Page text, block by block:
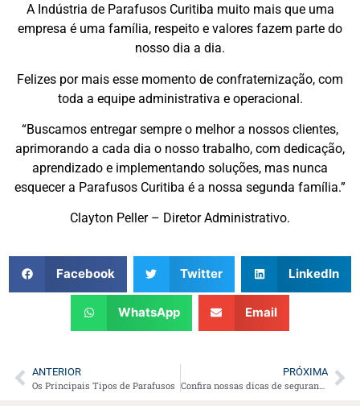
A Indústria de Parafusos Curitiba muito mais que uma
empresa é uma família, respeito e valores fazem parte do
nosso dia a dia.
Felizes por mais esse momento de confraternização, com
toda a equipe administrativa e operacional.
“Buscamos entregar sempre o melhor a nossos clientes,
aprimorando a cada dia o nosso trabalho, com dedicação,
aprendizado e implementando soluções, mas nunca
esquecer a Parafusos Curitiba é a nossa segunda família.”
Clayton Peller – Diretor Administrativo.
Facebook Twitter LinkedIn
WhatsApp Email
ANTERIOR
Os Principais Tipos de Parafusos
PRÓXIMA